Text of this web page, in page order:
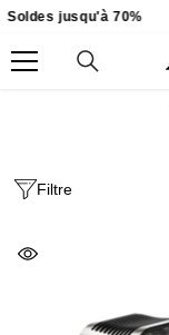
PASSER AU CONTENU
Soldes jusqu'à 70%
Filtre